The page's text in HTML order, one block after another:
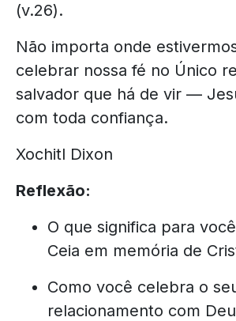
(v.26).
Não importa onde
celebrar nossa fé no Único
salvador que há de vir —
com toda confiança.
Xochitl Dixon
Reflexão:
O que significa para
Ceia em memória de
Como você celebra o
relacionamento com